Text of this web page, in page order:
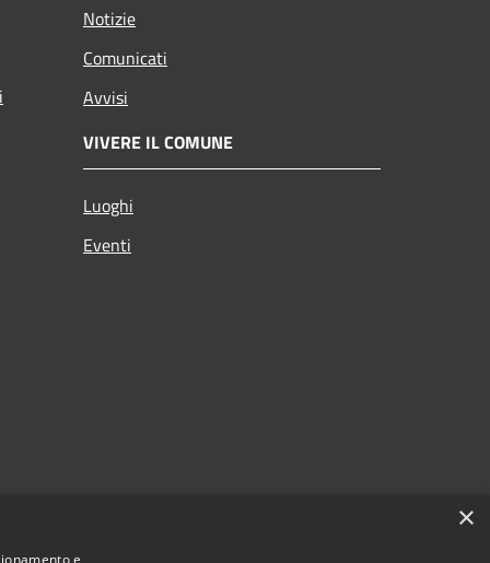
Notizie
Comunicati
Avvisi
VIVERE IL COMUNE
Luoghi
Eventi
×
e